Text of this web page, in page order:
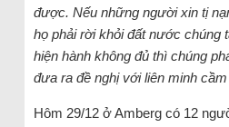
được. Nếu những người xin tị
họ phải rời khỏi đất nước chúng
hiện hành không đủ thì chúng
đưa ra đề nghị với liên minh
Hôm 29/12 ở Amberg có 12